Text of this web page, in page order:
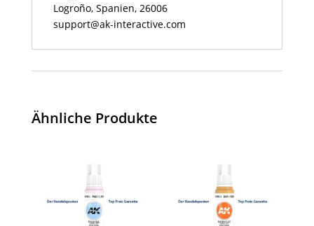
Logroño, Spanien, 26006
support@ak-interactive.com
Ähnliche Produkte